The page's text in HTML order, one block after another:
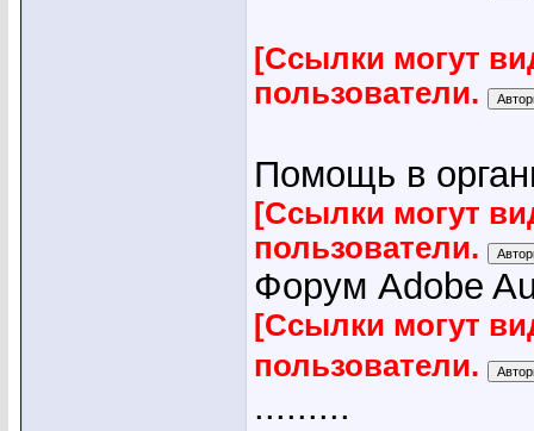
[Ссылки могут
пользователи.
Помощь в
[Ссылки могут
пользователи.
Форум Adobe
[Ссылки могут
пользователи.
.........